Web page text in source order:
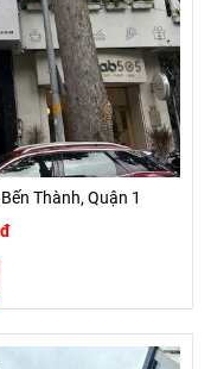
Thành, Quận 1